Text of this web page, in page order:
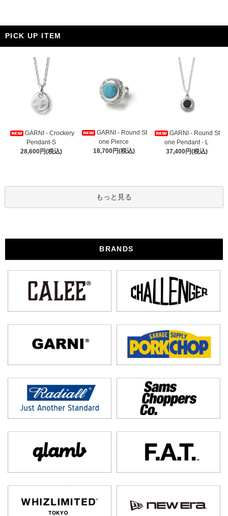
PICK UP ITEM
GARNI - Crockery
Pendant-S
28,600円(税込)
GARNI - Round St
one Pierce
18,700円(税込)
GARNI - Round St
one Pendant - L
37,400円(税込)
もっと見る
BRANDS